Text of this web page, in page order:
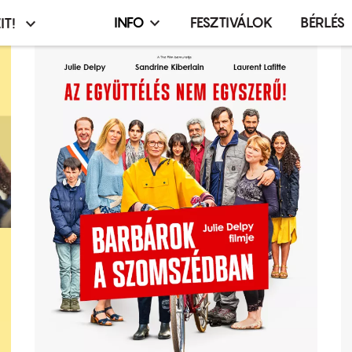
Infó,
esemény,
terembérlés
menü
INFO FESZTIVÁLOK BÉRLÉS